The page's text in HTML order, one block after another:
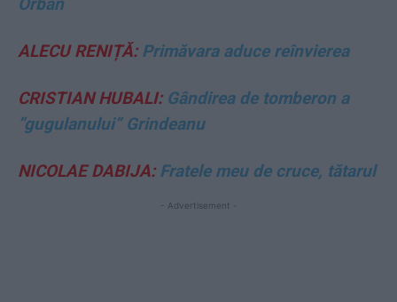
ALECU RENIȚĂ:Primăvara aduce reînvierea
CRISTIAN HUBALI:Gândirea de tomberon a
”gugulanului” Grindeanu
NICOLAE DABIJA:Fratele meu de cruce, tătarul
- Advertisement -